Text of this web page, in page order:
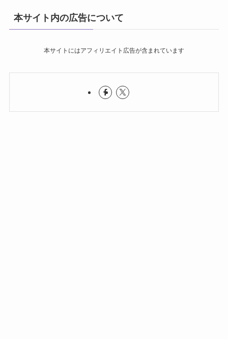
本サイト内の広告について
本サイトにはアフィリエイト広告が含まれています